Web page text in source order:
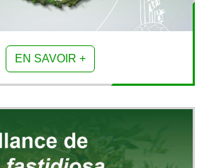
EN SAVOIR +